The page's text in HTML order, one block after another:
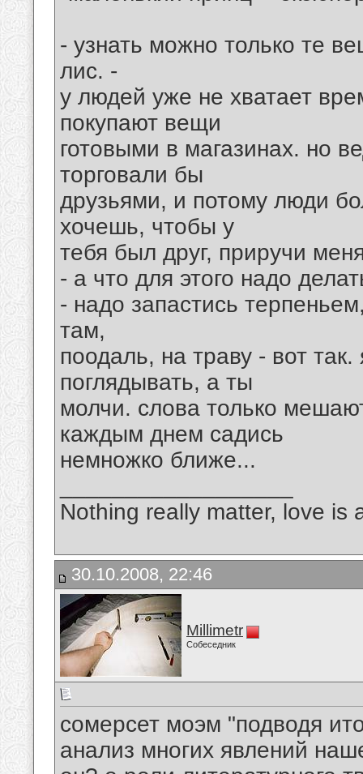
- узнать можно только те
лис. -
у людей уже не хватает
покупают вещи
готовыми в магазинах. но
торговали бы
друзьями, и потому люди
хочешь, чтобы у
тебя был друг, приручи
- а что для этого надо
- надо запастись
там,
поодаль, на траву - вот
поглядывать, а ты
молчи. слова только
каждым днем садись
немножко ближе...
Nothing really matter, love is
30.10.2008, 22:46
Millimetr
Собеседник
сомерсет моэм "подводя
анализ многих явлений